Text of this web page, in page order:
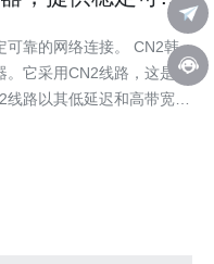
网络连接。 CN2韩
。它采用CN2线路，这是一
路以其低延迟和高带宽而